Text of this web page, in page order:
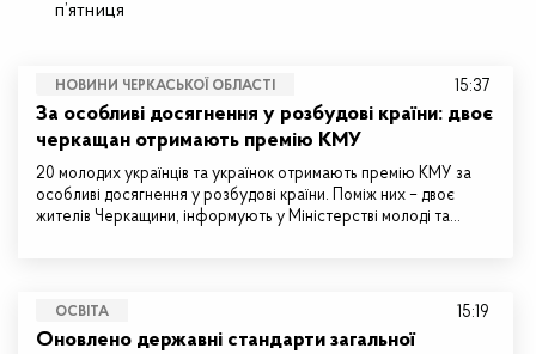
п’ятниця
НОВИНИ ЧЕРКАСЬКОЇ ОБЛАСТІ
За особливі досягнення у розбудові країни: двоє
черкащан отримають премію КМУ
20 молодих українців та українок отримають премію КМУ за
особливі досягнення у розбудові країни. Поміж них – двоє
жителів Черкащини, інформують у Міністерстві молоді та…
15:37
ОСВІТА
Оновлено державні стандарти загальної
15:19